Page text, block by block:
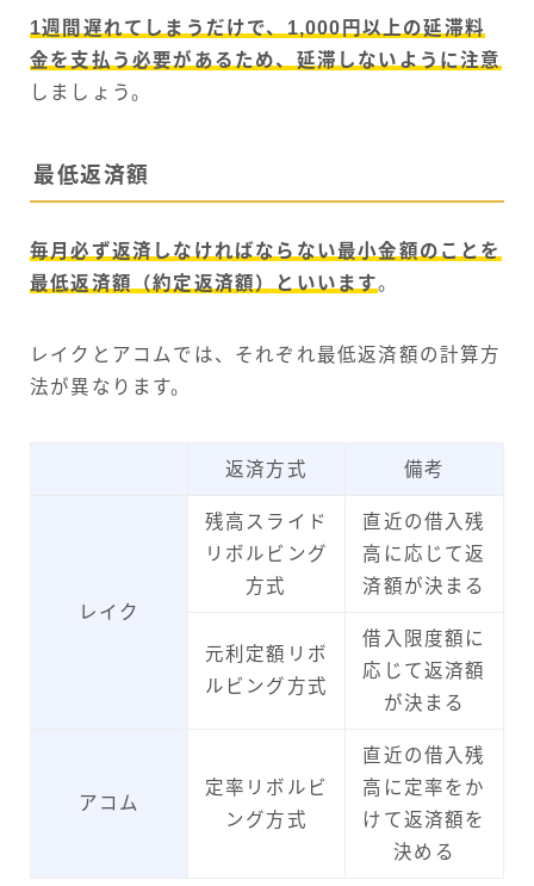
1週間遅れてしまうだけで、1,000円以上の延滞料
金を支払う必要があるため、延滞しないように注意
しましょう。
最低返済額
毎月必ず返済しなければならない最小金額のことを
最低返済額（約定返済額）といいます。
レイクとアコムでは、それぞれ最低返済額の計算方
法が異なります。
返済方式 備考
レイク
残高スライド
リボルビング
方式
直近の借入残
高に応じて返
済額が決まる
元利定額リボ
ルビング方式
借入限度額に
応じて返済額
が決まる
アコム
定率リボルビ
ング方式
直近の借入残
高に定率をか
けて返済額を
決める